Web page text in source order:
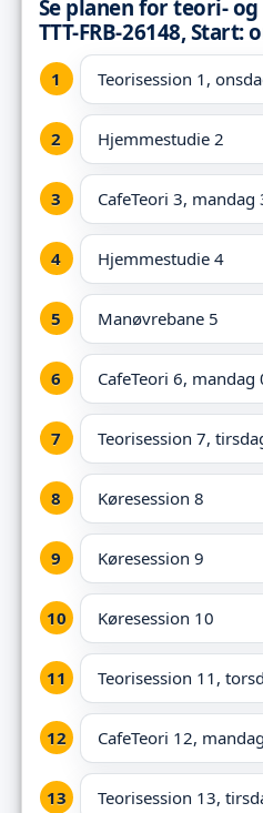
Se planen for teori-
TTT-FRB-26148, Start:
Teorisession 1,
Hjemmestudie 2
CafeTeori 3,
Hjemmestudie 4
Manøvrebane 5
CafeTeori 6,
Teorisession 7,
Køresession 8
Køresession 9
Køresession 10
Teorisession 11,
CafeTeori 12,
Teorisession 13,